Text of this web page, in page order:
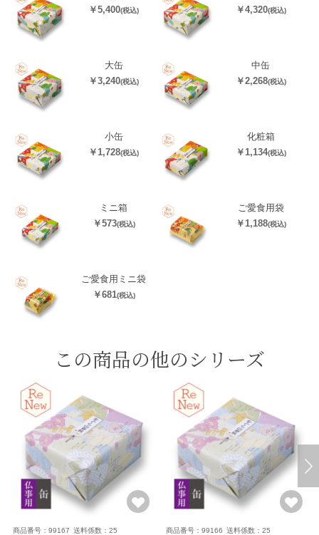
￥5,400(税込)
￥4,320(税込)
大缶
￥3,240(税込)
中缶
￥2,268(税込)
小缶
￥1,728(税込)
化粧箱
￥1,134(税込)
ミニ箱
￥573(税込)
ご愛食用袋
￥1,188(税込)
ご愛食用ミニ袋
￥681(税込)
この商品の他のシリーズ
商品番号：99167 送料係数：25 商品番号：99166 送料係数：25